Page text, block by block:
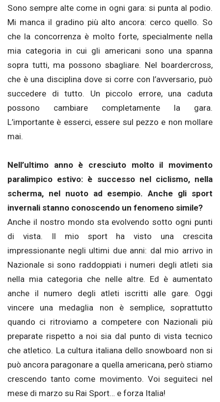
Sono sempre alte come in ogni gara: si punta al podio.
Mi manca il gradino più alto ancora: cerco quello. So
che la concorrenza è molto forte, specialmente nella
mia categoria in cui gli americani sono una spanna
sopra tutti, ma possono sbagliare. Nel boardercross,
che è una disciplina dove si corre con l’avversario, può
succedere di tutto. Un piccolo errore, una caduta
possono cambiare completamente la gara.
L’importante è esserci, essere sul pezzo e non mollare
mai.
Nell’ultimo anno è cresciuto molto il movimento
paralimpico estivo: è successo nel ciclismo, nella
scherma, nel nuoto ad esempio. Anche gli sport
invernali stanno conoscendo un fenomeno simile?
Anche il nostro mondo sta evolvendo sotto ogni punti
di vista. Il mio sport ha visto una crescita
impressionante negli ultimi due anni: dal mio arrivo in
Nazionale si sono raddoppiati i numeri degli atleti sia
nella mia categoria che nelle altre. Ed è aumentato
anche il numero degli atleti iscritti alle gare. Oggi
vincere una medaglia non è semplice, soprattutto
quando ci ritroviamo a competere con Nazionali più
preparate rispetto a noi sia dal punto di vista tecnico
che atletico. La cultura italiana dello snowboard non si
può ancora paragonare a quella americana, però stiamo
crescendo tanto come movimento. Voi seguiteci nel
mese di marzo su Rai Sport… e forza Italia!